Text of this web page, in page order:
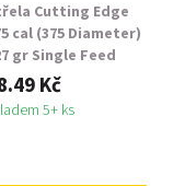
Cutting Edge
cal (375 Diameter)
gr Single Feed
Kč
5+ ks